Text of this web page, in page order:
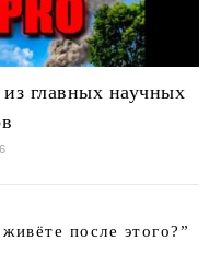
главных научных
после этого?”